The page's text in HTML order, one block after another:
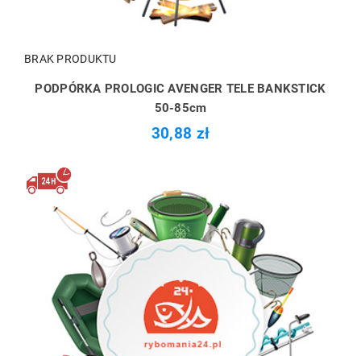
BRAK PRODUKTU
PODPÓRKA PROLOGIC AVENGER TELE BANKSTICK
50-85cm
30,88 zł